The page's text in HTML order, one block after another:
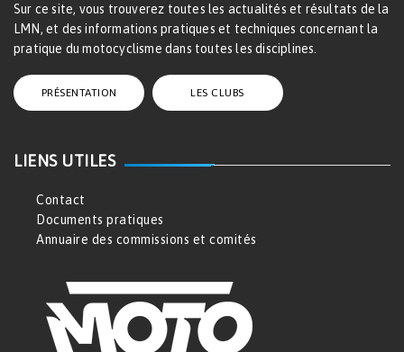
Sur ce site, vous trouverez toutes les actualités et résultats de la
LMN, et des informations pratiques et techniques concernant la
pratique du motocyclisme dans toutes les disciplines.
PRÉSENTATION LES CLUBS
LIENS UTILES
Contact
Documents pratiques
Annuaire des commissions et comités